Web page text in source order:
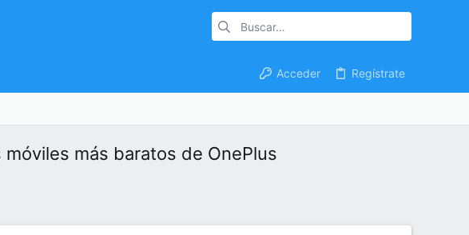
Acceder Regístrate
más baratos de OnePlus